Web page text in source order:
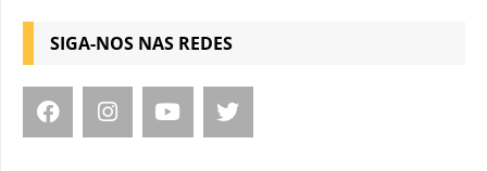
SIGA-NOS NAS REDES